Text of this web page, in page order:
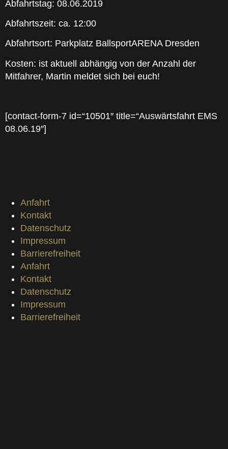
Abfahrtstag: 08.06.2019
Abfahrtszeit: ca. 12:00
Abfahrtsort: Parkplatz BallsportARENA Dresden
Kosten: ist aktuell abhängig von der Anzahl der
Mitfahrer, Martin meldet sich bei euch!
[contact-form-7 id=“10501″ title=“Auswärtsfahrt EMS
08.06.19″]
Anfahrt
Kontakt
Datenschutz
Impressum
Barrierefreiheit
Anfahrt
Kontakt
Datenschutz
Impressum
Barrierefreiheit